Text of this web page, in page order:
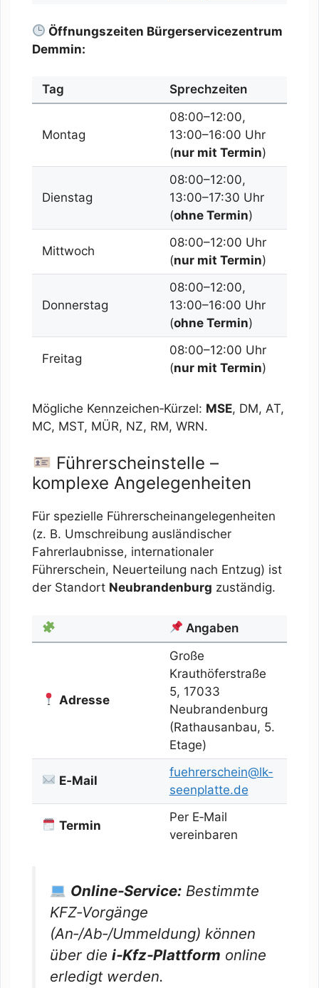
Öffnungszeiten Bürgerservicezentrum
Demmin:
Tag Sprechzeiten
Montag
08:00–12:00,
13:00–16:00 Uhr
(nur mit Termin)
Dienstag
08:00–12:00,
13:00–17:30 Uhr
(ohne Termin)
Mittwoch
08:00–12:00 Uhr
(nur mit Termin)
Donnerstag
08:00–12:00,
13:00–16:00 Uhr
(ohne Termin)
Freitag
08:00–12:00 Uhr
(nur mit Termin)
Mögliche Kennzeichen‑Kürzel: MSE, DM, AT,
MC, MST, MÜR, NZ, RM, WRN.
Führerscheinstelle –
komplexe Angelegenheiten
Für spezielle Führerscheinangelegenheiten
(z. B. Umschreibung ausländischer
Fahrerlaubnisse, internationaler
Führerschein, Neuerteilung nach Entzug) ist
der Standort Neubrandenburg zuständig.
Angaben
Adresse
Große
Krauthöferstraße
5, 17033
Neubrandenburg
(Rathausanbau, 5.
Etage)
E‑Mail
fuehrerschein@lk-
seenplatte.de
Termin
Per E‑Mail
vereinbaren
Online‑Service: Bestimmte
KFZ‑Vorgänge
(An‑/Ab‑/Ummeldung) können
über die i‑Kfz‑Plattform online
erledigt werden.